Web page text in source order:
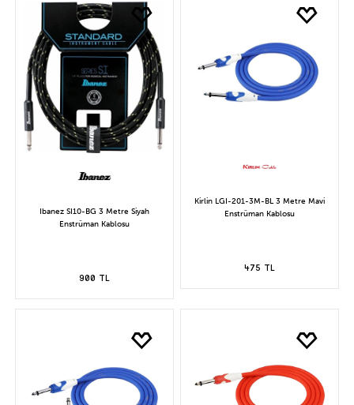
Ibanez SI10-BG 3 Metre Siyah
Enstrüman Kablosu
900 TL
Kirlin LGI-201-3M-BL 3 Metre Mavi
Enstrüman Kablosu
475 TL